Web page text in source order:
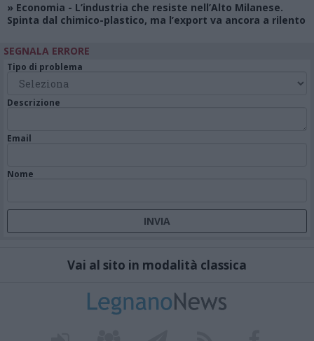
» Economia - L’industria che resiste nell’Alto Milanese.
Spinta dal chimico-plastico, ma l’export va ancora a rilento
SEGNALA ERRORE
Tipo di problema
Descrizione
Email
Nome
Vai al sito in modalità classica